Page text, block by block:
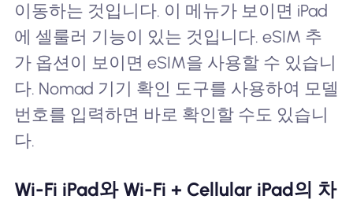
이동하는 것입니다. 이 메뉴가 보이면 iPad
에 셀룰러 기능이 있는 것입니다. eSIM 추
가 옵션이 보이면 eSIM을 사용할 수 있습니
다. Nomad 기기 확인 도구를 사용하여 모델
번호를 입력하면 바로 확인할 수도 있습니
다.
Wi-Fi iPad와 Wi-Fi + Cellular iPad의 차